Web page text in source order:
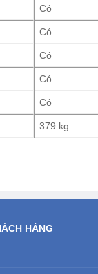
Có
Có
Có
Có
Có
379 kg
HÀNG